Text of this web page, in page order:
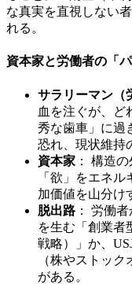
な真実を直視しない
れる。
資本家と労働者の「
サラリーマン（
血を注ぐが、ど
秀な歯車」に過
恐れ、現状維持
資本家 ： 構造
「欲」をエネ
加価値を山分け
脱出路 ： 労働
を生む「創業者
戦略）」か、
（株やストッ
がある。